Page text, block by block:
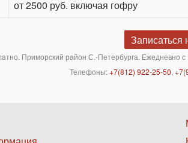
от 2500 руб. включая гофру
Записаться
Приморский район С.-Петербурга. Ежедневно с
Телефоны:+7(812) 922-25-50,